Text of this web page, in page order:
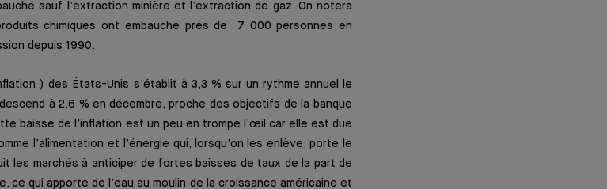
sauf l’extraction minière et l’extraction de gaz. On notera
chimiques ont embauché près de 7 000 personnes en
depuis 1990.
) des États-Unis s’établit à 3,3 % sur un rythme annuel le
à 2,6 % en décembre, proche des objectifs de la banque
baisse de l’inflation est un peu en trompe l’œil car elle est due
l’alimentation et l’énergie qui, lorsqu’on les enlève, porte le
les marchés à anticiper de fortes baisses de taux de la part de
ce qui apporte de l’eau au moulin de la croissance américaine et